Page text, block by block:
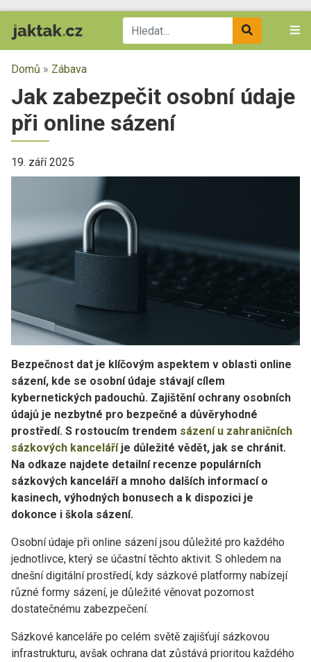
Domů » Zábava
Jak zabezpečit osobní údaje
při online sázení
19. září 2025
Bezpečnost dat je klíčovým aspektem v oblasti online
sázení, kde se osobní údaje stávají cílem
kybernetických padouchů. Zajištění ochrany osobních
údajů je nezbytné pro bezpečné a důvěryhodné
prostředí. S rostoucím trendem sázení u zahraničních
sázkových kanceláříje důležité vědět, jak se chránit.
Na odkaze najdete detailní recenze populárních
sázkových kanceláří a mnoho dalších informací o
kasinech, výhodných bonusech a k dispozici je
dokonce i škola sázení.
Osobní údaje při online sázení jsou důležité pro každého
jednotlivce, který se účastní těchto aktivit. S ohledem na
dnešní digitální prostředí, kdy sázkové platformy nabízejí
různé formy sázení, je důležité věnovat pozornost
dostatečnému zabezpečení.
Sázkové kanceláře po celém světě zajišťují sázkovou
infrastrukturu, avšak ochrana dat zůstává prioritou každého